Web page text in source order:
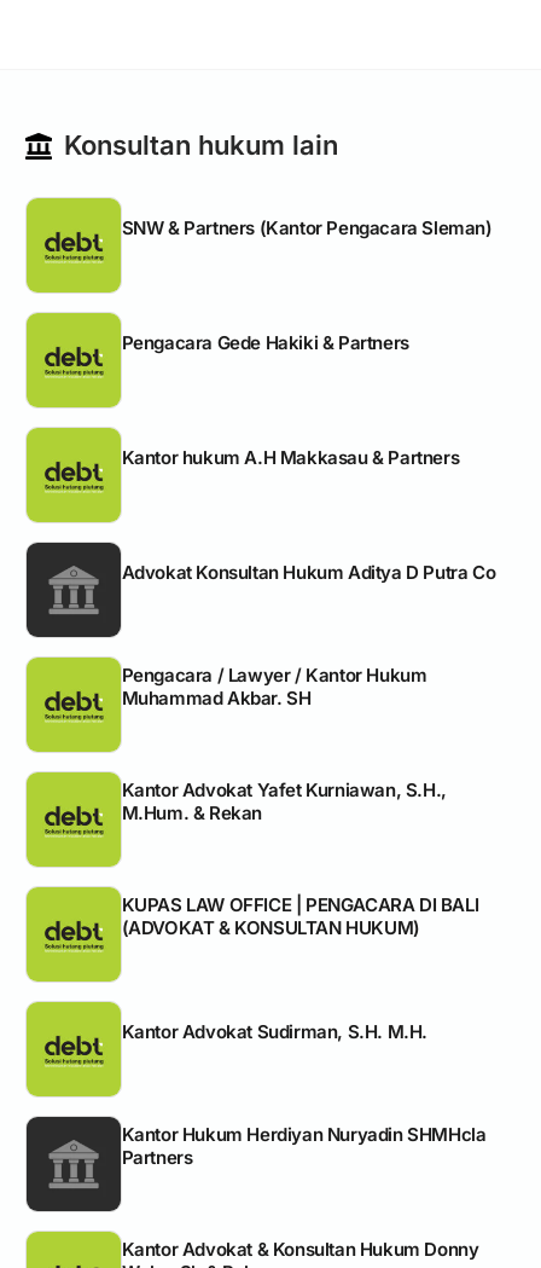
Konsultan hukum lain
SNW & Partners (Kantor Pengacara Sleman)
Pengacara Gede Hakiki & Partners
Kantor hukum A.H Makkasau & Partners
Advokat Konsultan Hukum Aditya D Putra Co
Pengacara / Lawyer / Kantor Hukum
Muhammad Akbar. SH
Kantor Advokat Yafet Kurniawan, S.H.,
M.Hum. & Rekan
KUPAS LAW OFFICE | PENGACARA DI BALI
(ADVOKAT & KONSULTAN HUKUM)
Kantor Advokat Sudirman, S.H. M.H.
Kantor Hukum Herdiyan Nuryadin SHMHcla
Partners
Kantor Advokat & Konsultan Hukum Donny